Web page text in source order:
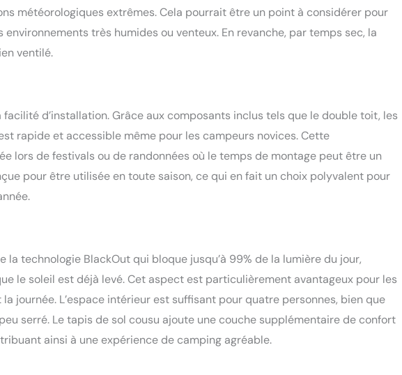
météorologiques extrêmes. Cela pourrait être un point à considérer pour
très humides ou venteux. En revanche, par temps sec, la
ventilé.
d’installation. Grâce aux composants inclus tels que le double toit, les
rapide et accessible même pour les campeurs novices. Cette
lors de festivals ou de randonnées où le temps de montage peut être un
pour être utilisée en toute saison, ce qui en fait un choix polyvalent pour
la technologie BlackOut qui bloque jusqu’à 99% de la lumière du jour,
le soleil est déjà levé. Cet aspect est particulièrement avantageux pour les
journée. L’espace intérieur est suffisant pour quatre personnes, bien que
serré. Le tapis de sol cousu ajoute une couche supplémentaire de confort
ainsi à une expérience de camping agréable.